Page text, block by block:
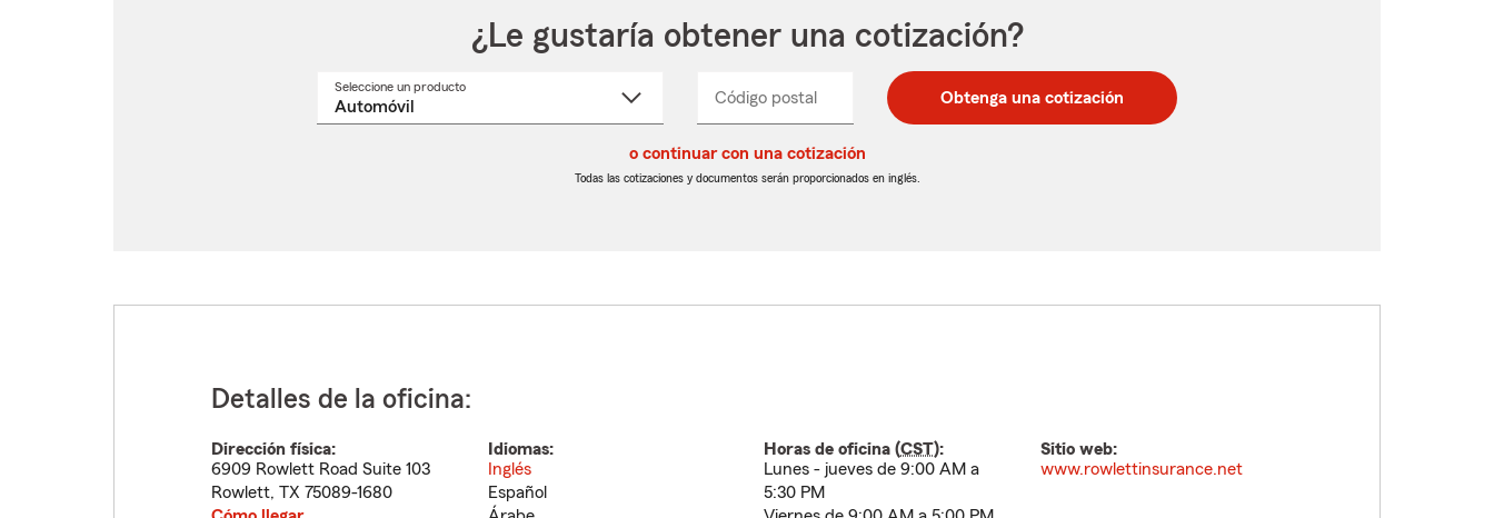
¿Le gustaría obtener una cotización?
Seleccione un productoSeleccione
Código postal
postal
de
postal
de
_____ Obtenga una cotización
o continuar con una cotización
Todas las cotizaciones y documentos serán proporcionados en inglés.
Detalles de la oficina:
Dirección física:
6909 Rowlett Road Suite 103
Rowlett, TX 75089-1680
Idiomas:
Inglés
Español
Horas de oficina (CST):
Lunes - jueves de 9:00 AM a
5:30 PM
Sitio web:
www.rowlettinsurance.net